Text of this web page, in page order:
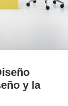
y la